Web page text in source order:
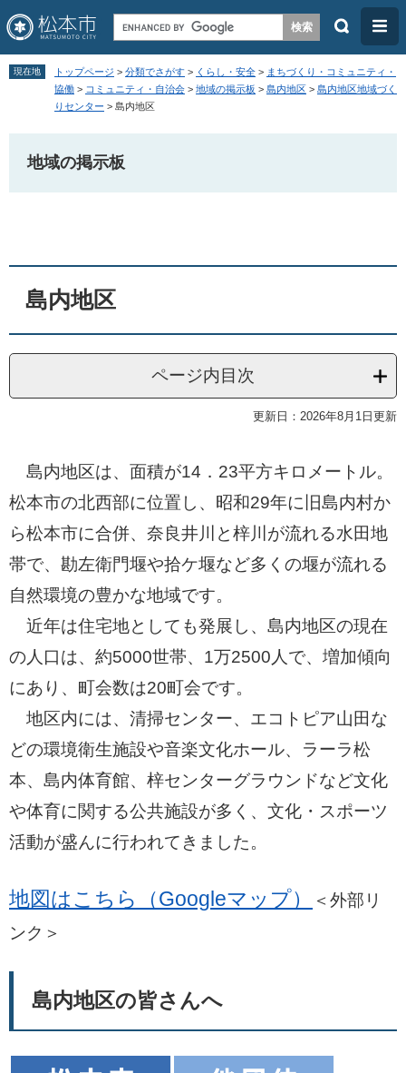
ペ
頭
。
メ
飛
て
検
メ
ニ
ュ
ー
現在地 トップページ > 分類でさがす > くらし・安全 > まちづくり・コミュニティ・
協働 > コミュニティ・自治会 > 地域の掲示板 > 島内地区 > 島内地区地域づく
りセンター > 島内地区
地域の掲示板
島内地区
ページ内目次
更新日：2026年8月1日更新
島内地区は、面積が14．23平方キロメートル。
松本市の北西部に位置し、昭和29年に旧島内村か
ら松本市に合併、奈良井川と梓川が流れる水田地
帯で、勘左衛門堰や拾ケ堰など多くの堰が流れる
自然環境の豊かな地域です。
近年は住宅地としても発展し、島内地区の現在
の人口は、約5000世帯、1万2500人で、増加傾向
にあり、町会数は20町会です。
地区内には、清掃センター、エコトピア山田な
どの環境衛生施設や音楽文化ホール、ラーラ松
本、島内体育館、梓センターグラウンドなど文化
や体育に関する公共施設が多く、文化・スポーツ
活動が盛んに行われてきました。
地図はこちら（Googleマップ）
＜外部リ
ンク＞
島内地区の皆さんへ